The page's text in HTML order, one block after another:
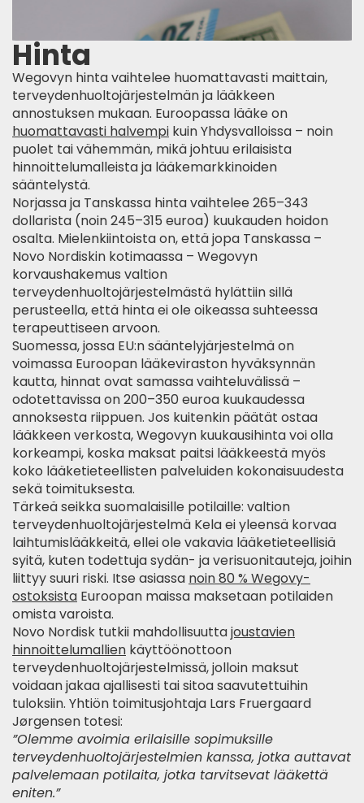
Hinta
Wegovyn hinta vaihtelee huomattavasti maittain,
terveydenhuoltojärjestelmän ja lääkkeen
annostuksen mukaan. Euroopassa lääke on
huomattavasti halvempi kuin Yhdysvalloissa – noin
puolet tai vähemmän, mikä johtuu erilaisista
hinnoittelumalleista ja lääkemarkkinoiden
sääntelystä.
Norjassa ja Tanskassa hinta vaihtelee 265–343
dollarista (noin 245–315 euroa) kuukauden hoidon
osalta. Mielenkiintoista on, että jopa Tanskassa –
Novo Nordiskin kotimaassa – Wegovyn
korvaushakemus valtion
terveydenhuoltojärjestelmästä hylättiin sillä
perusteella, että hinta ei ole oikeassa suhteessa
terapeuttiseen arvoon.
Suomessa, jossa EU:n sääntelyjärjestelmä on
voimassa Euroopan lääkeviraston hyväksynnän
kautta, hinnat ovat samassa vaihteluvälissä –
odotettavissa on 200–350 euroa kuukaudessa
annoksesta riippuen. Jos kuitenkin päätät ostaa
lääkkeen verkosta, Wegovyn kuukausihinta voi olla
korkeampi, koska maksat paitsi lääkkeestä myös
koko lääketieteellisten palveluiden kokonaisuudesta
sekä toimituksesta.
Tärkeä seikka suomalaisille potilaille: valtion
terveydenhuoltojärjestelmä Kela ei yleensä korvaa
laihtumislääkkeitä, ellei ole vakavia lääketieteellisiä
syitä, kuten todettuja sydän- ja verisuonitauteja, joihin
liittyy suuri riski. Itse asiassa noin 80 % Wegovy-
ostoksista Euroopan maissa maksetaan potilaiden
omista varoista.
Novo Nordisk tutkii mahdollisuuttajoustavien
hinnoittelumallien käyttöönottoon
terveydenhuoltojärjestelmissä, jolloin maksut
voidaan jakaa ajallisesti tai sitoa saavutettuihin
tuloksiin. Yhtiön toimitusjohtaja Lars Fruergaard
Jørgensen totesi:
”Olemme avoimia erilaisille sopimuksille
terveydenhuoltojärjestelmien kanssa, jotka auttavat
palvelemaan potilaita, jotka tarvitsevat lääkettä
eniten.”